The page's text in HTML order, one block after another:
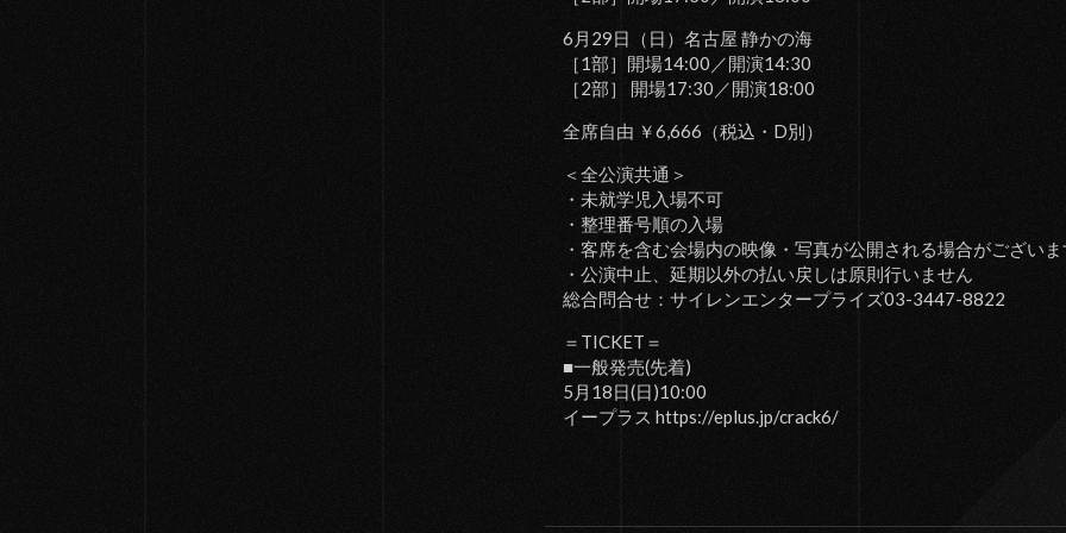
6月29日（日）名古屋 静かの海
［1部］開場14:00／開演14:30
［2部］ 開場17:30／開演18:00
全席自由 ￥6,666（税込・D別）
＜全公演共通＞
・未就学児入場不可
・整理番号順の入場
・客席を含む会場内の映像・写真が公開される場合がござい
・公演中止、延期以外の払い戻しは原則行いません
総合問合せ：サイレンエンタープライズ03-3447-8822
＝TICKET＝
■一般発売(先着)
5月18日(日)10:00
イープラス https://eplus.jp/crack6/